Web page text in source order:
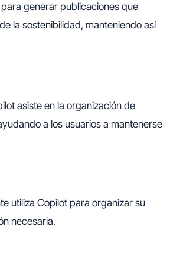
generar publicaciones que
la sostenibilidad, manteniendo así
asiste en la organización de
a los usuarios a mantenerse
utiliza Copilot para organizar su
necesaria.